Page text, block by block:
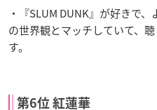
・『SLUM DUNK』が好きで
の世界観とマッチしていて、
す。
第6位 紅蓮華